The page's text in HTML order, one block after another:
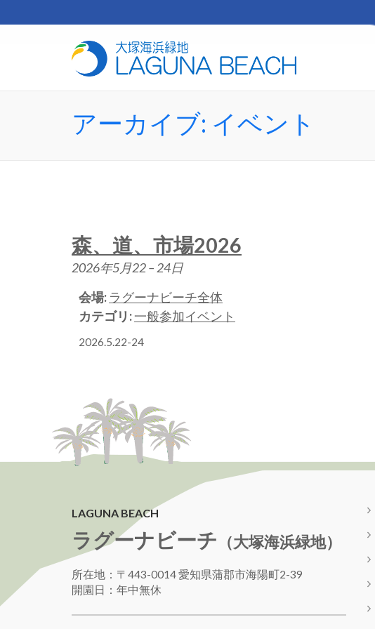
ン
大塚
アーカイブ: イベント
森、道、市場2026
2026年5月22– 24日
会場: ラグーナビーチ全体
カテゴリ:一般参加イベント
2026.5.22-24
LAGUNA BEACH
ラグーナビーチ （大塚海浜緑地）
所在地：〒443-0014 愛知県蒲郡市海陽町2-39
開園日：年中無休